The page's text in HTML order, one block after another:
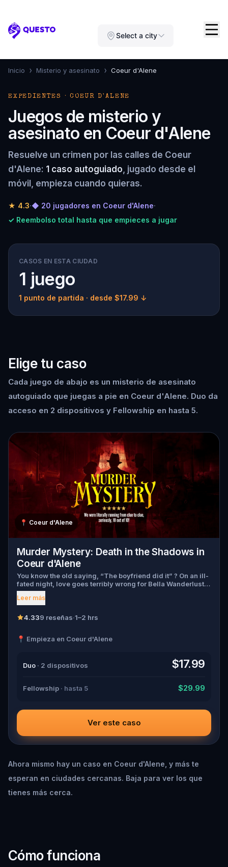
Questo Select a city
Inicio › Misterio y asesinato › Coeur d'Alene
EXPEDIENTES · COEUR D'ALENE
Juegos de misterio y
asesinato en Coeur d'Alene
Resuelve un crimen por las calles de Coeur
d'Alene: 1 caso autoguiado, jugado desde el
móvil, empieza cuando quieras.
★ 4.3·◆ 20 jugadores en Coeur d'Alene·
✓ Reembolso total hasta que empieces a jugar
CASOS EN ESTA CIUDAD
1 juego
1 punto de partida · desde $17.99 ↓
Elige tu caso
Cada juego de abajo es un misterio de asesinato
autoguiado que juegas a pie en Coeur d'Alene. Duo da
acceso en 2 dispositivos y Fellowship en hasta 5.
📍 Coeur d'Alene
Murder Mystery: Death in the Shadows in
Coeur d'Alene
You know the old saying, “The boyfriend did it” ? On an ill-
fated night, love goes terribly wrong for Bella Wanderlust
and Walter Bridges . Bella, a famous travel blogger, was
found dead during a ghost tour led by the theatrical Percy
Walter, the obsessed boyfriend? Percy, the ghost tour
suspects, and expose the real murderer before they strike
Leer más
4.339 reseñas·1–2 hrs
📍 Empieza en Coeur d'Alene
Duo · 2 dispositivos $17.99
Fellowship · hasta 5 $29.99
Ver este caso
Ahora mismo hay un caso en Coeur d'Alene, y más te
esperan en ciudades cercanas. Baja para ver los que
tienes más cerca.
Cómo funciona